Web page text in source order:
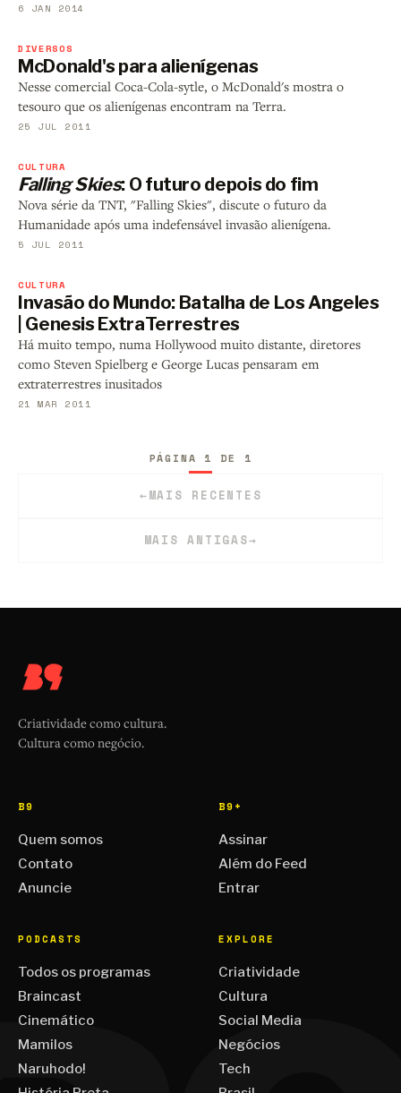
6 JAN 2014
DIVERSOS
McDonald's para alienígenas
Nesse comercial Coca-Cola-sytle, o McDonald's mostra o
tesouro que os alienígenas encontram na Terra.
25 JUL 2011
CULTURA
Falling Skies: O futuro depois do fim
Nova série da TNT, "Falling Skies", discute o futuro da
Humanidade após uma indefensável invasão alienígena.
5 JUL 2011
CULTURA
Invasão do Mundo: Batalha de Los Angeles
| Genesis ExtraTerrestres
Há muito tempo, numa Hollywood muito distante, diretores
como Steven Spielberg e George Lucas pensaram em
extraterrestres inusitados
21 MAR 2011
←MAIS RECENTES
PÁGINA 1 DE 1
MAIS ANTIGAS→
Criatividade como cultura.
Cultura como negócio.
B9
Quem somos
Contato
Anuncie
B9+
Assinar
Além do Feed
Entrar
PODCASTS
Todos os programas
Braincast
Cinemático
Mamilos
Naruhodo!
EXPLORE
Criatividade
Cultura
Social Media
Negócios
Tech